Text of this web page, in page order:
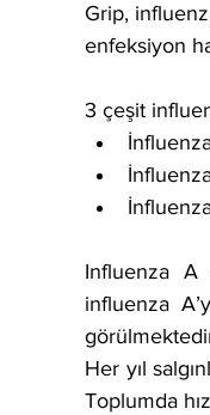
Grip,
enfeksiyon
3 çeşit
Influenza A
influenza
Her yıl
Toplumda